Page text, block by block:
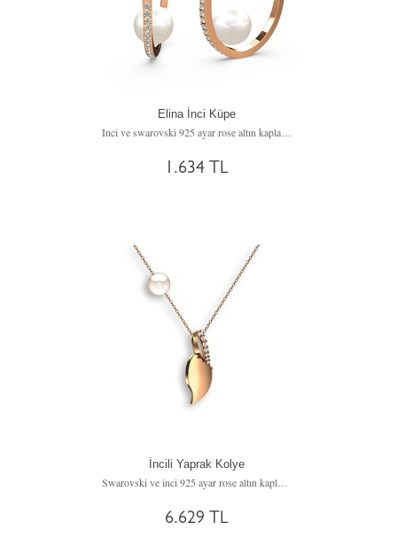
Elina İnci Küpe
Inci ve swarovski 925 ayar rose altın kaplama gümüş küpe
1.634 TL
İncili Yaprak Kolye
Swarovski ve inci 925 ayar rose altın kaplama gümüş kolye (40 cm gümüş rolo zincir)
6.629 TL